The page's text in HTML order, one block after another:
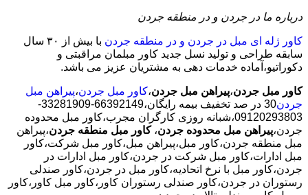
درباره ما در جردن و در منطقه جردن
کاور ژله ای مبل در جردن و در منطقه جردن
با بیش از ٣٠ سال
سابقه طراحی و تولید نسل جدید کاور مبلمان مراقبتی و
دکوراتیو،آماده خدمات دهی به مشتریان عزیز می باشد.
کاور مبل جردن،پیراهن مبل جردن،کاور مبل جردن،پیراهن مبل
جردن
30 در صد تخفیف بیمه رایگان،66392149-33281909-
09120293803،شبانه روزی کارگران مجرب،کاور مبل محدوده
جردن،پیراهن مبل محدوده جردن، کاور مبل منطقه جردن،پیراهن
مبل منطقه جردن،کاور مبل،پیراهن مبل،کاور مبل شرکت،کاور
مبل ادارات،کاور مبل شرکت در جردن،کاور مبل ادارات در
جردن،کاور مبل با نرخ اتحادیه،کاور مبل در جردن،کاور صندلی
رستوران در جردن،کاور صندلی رستوران کاور،کاور مبل کاور،کاور